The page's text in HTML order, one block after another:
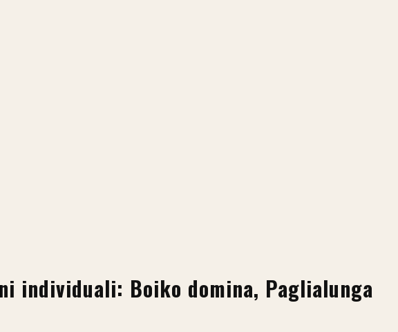
individuali: Boiko domina, Paglialunga